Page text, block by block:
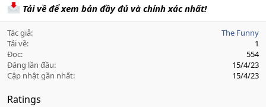
Tải về để xem bản đầy đủ và chính xác nhất!
Tác giả
The Funny
Tải về
1
Đọc
554
Đăng lần đầu
15/4/23
Cập nhật gần nhất
15/4/23
Ratings